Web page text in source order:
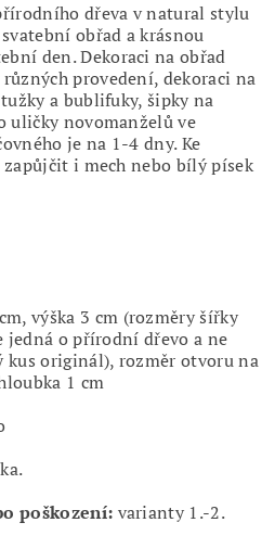
dřeva v natural stylu
obřad a krásnou
den.Dekoraci na obřad
provedení, dekoraci na
a bublifuky, šipky na
uličky novomanželů ve
je na 1-4 dny. Ke
i mech nebo bílý písek
výška 3 cm (rozměry šířky
o přírodní dřevo a ne
kus originál), rozměr otvoru na
1 cm
poškození: varianty 1.-2.